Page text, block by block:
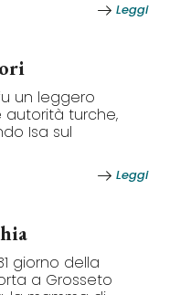
Leggi
un leggero
turche,
Isa sul
Leggi
giorno della
a Grosseto